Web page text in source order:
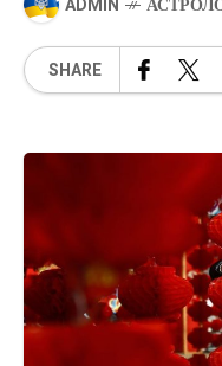
SHARE